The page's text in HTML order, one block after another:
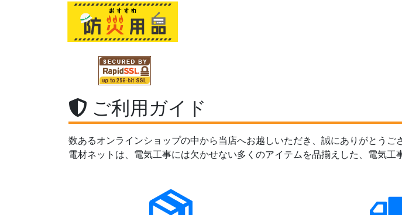
ご利用ガイド
数あるオンラインショップの中から当店へお越しいただき、誠にありがとうご
電材ネットは、電気工事には欠かせない多くのアイテムを品揃えした、電気工